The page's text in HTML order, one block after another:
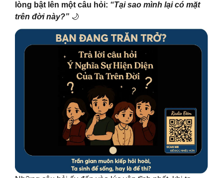
lòng bật lên một câu hỏi: “Tại sao mình lại có mặt
trên đời này?” 🌙